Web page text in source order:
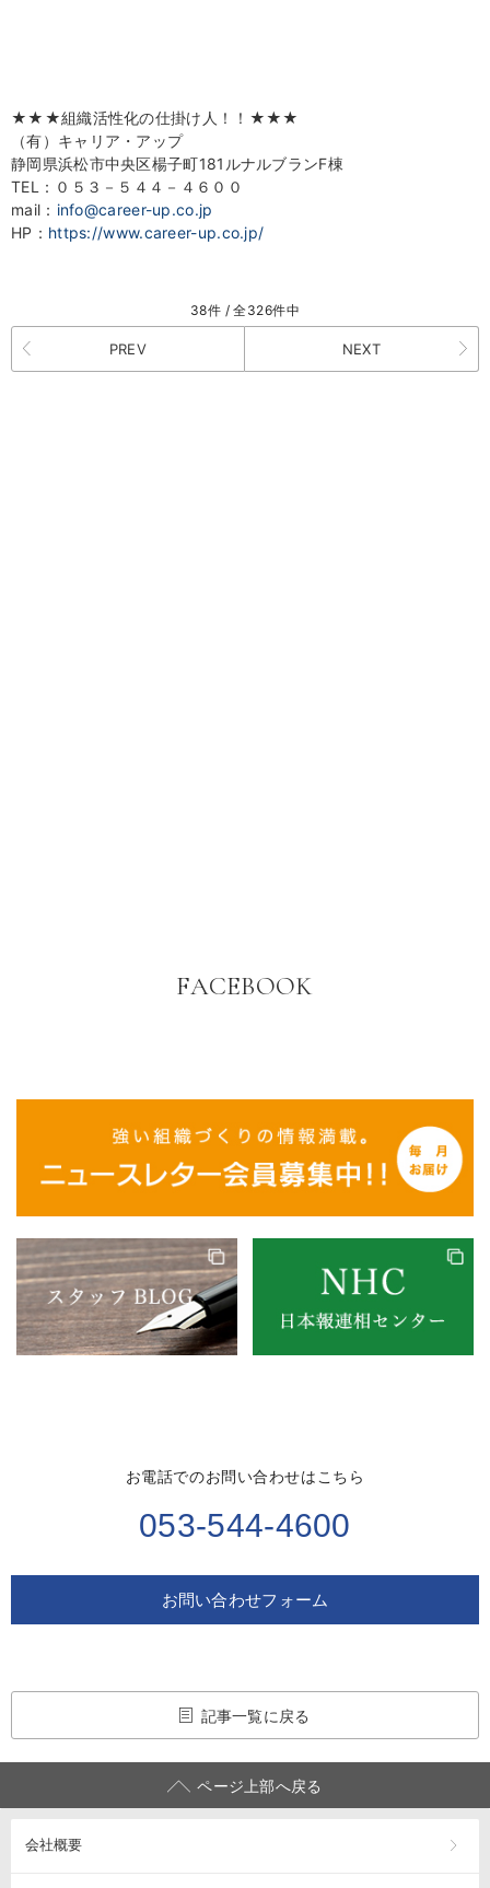
★★★組織活性化の仕掛け人！！★★★
（有）キャリア・アップ
静岡県浜松市中央区楊子町181ルナルブランF棟
TEL：０５３－５４４－４６００
mail： info@career-up.co.jp
HP： https://www.career-up.co.jp/
38件 / 全326件中
PREV NEXT
FACEBOOK
お電話でのお問い合わせはこちら
053-544-4600
お問い合わせフォーム
記事一覧に戻る
ページ上部へ戻る
会社概要